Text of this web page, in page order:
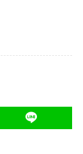
金額にご納
が可能で